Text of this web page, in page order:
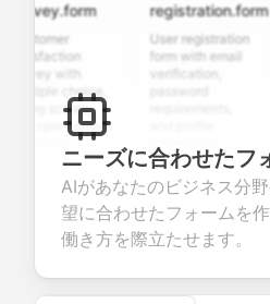
with
open-ended
valuable
about
products or
registration.form
User registration
form with email
verification,
information
fields for
seamless
account
creation.
ニーズに合わせたフ
AIがあなたのビジネス分
望に合わせたフォームを
働き方を際立たせます。